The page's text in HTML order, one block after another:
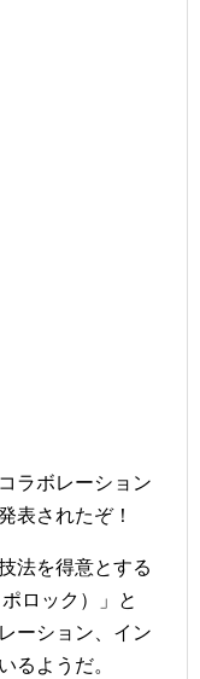
ラボレーション
表されたぞ！
法を得意とする
ロック）」と
ーション、イン
るようだ。